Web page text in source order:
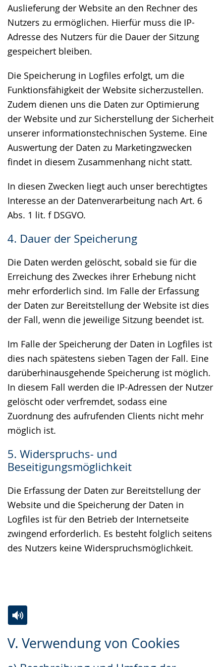
Auslieferung der Website an den Rechner des
Nutzers zu ermöglichen. Hierfür muss die IP-
Adresse des Nutzers für die Dauer der Sitzung
gespeichert bleiben.
Die Speicherung in Logfiles erfolgt, um die
Funktionsfähigkeit der Website sicherzustellen.
Zudem dienen uns die Daten zur Optimierung
der Website und zur Sicherstellung der Sicherheit
unserer informationstechnischen Systeme. Eine
Auswertung der Daten zu Marketingzwecken
findet in diesem Zusammenhang nicht statt.
In diesen Zwecken liegt auch unser berechtigtes
Interesse an der Datenverarbeitung nach Art. 6
Abs. 1 lit. f DSGVO.
4. Dauer der Speicherung
Die Daten werden gelöscht, sobald sie für die
Erreichung des Zweckes ihrer Erhebung nicht
mehr erforderlich sind. Im Falle der Erfassung
der Daten zur Bereitstellung der Website ist dies
der Fall, wenn die jeweilige Sitzung beendet ist.
Im Falle der Speicherung der Daten in Logfiles ist
dies nach spätestens sieben Tagen der Fall. Eine
darüberhinausgehende Speicherung ist möglich.
In diesem Fall werden die IP-Adressen der Nutzer
gelöscht oder verfremdet, sodass eine
Zuordnung des aufrufenden Clients nicht mehr
möglich ist.
5. Widerspruchs- und
Beseitigungsmöglichkeit
Die Erfassung der Daten zur Bereitstellung der
Website und die Speicherung der Daten in
Logfiles ist für den Betrieb der Internetseite
zwingend erforderlich. Es besteht folglich seitens
des Nutzers keine Widerspruchsmöglichkeit.
V. Verwendung von Cookies
Leichten
Audio-
Video